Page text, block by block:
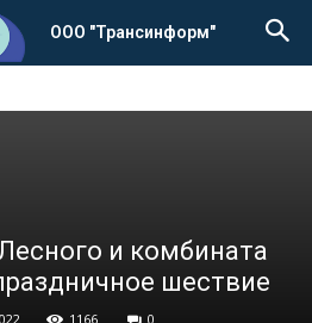
ООО "Трансинформ"
и комбината
шествие
1166 0